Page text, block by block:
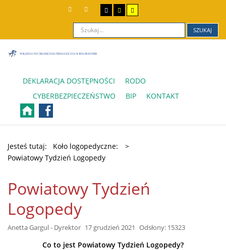
SZUKAJ
DEKLARACJA DOSTĘPNOŚCI
RODO
CYBERBEZPIECZEŃSTWO
BIP KONTAKT
Jesteś tutaj: Koło logopedyczne:
>
Powiatowy Tydzień Logopedy
Powiatowy Tydzień
Logopedy
Anetta Gargul - Dyrektor 17 grudzień 2021 Odsłony: 15323
Co to jest Powiatowy Tydzień Logopedy?